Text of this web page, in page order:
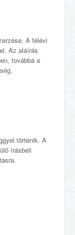
A félévi
Az aláírás
továbbá a
történik. A
írásbeli